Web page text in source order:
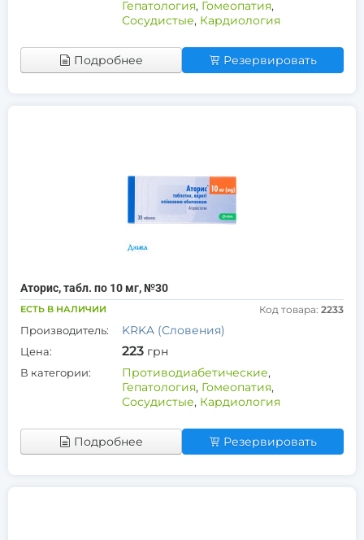
Гепатология, Гомеопатия,
Сосудистые, Кардиология
Подробнее Резервировать
Аторис, табл. по 10 мг, №30
ЕСТЬ В НАЛИЧИИ Код товара: 2233
Производитель: KRKA (Словения)
Цена: 223 грн
В категории: Противодиабетические,
Гепатология, Гомеопатия,
Сосудистые, Кардиология
Подробнее Резервировать